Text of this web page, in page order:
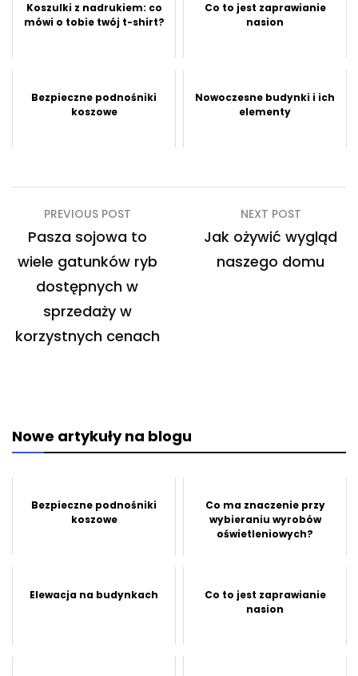
Koszulki z nadrukiem: co
mówi o tobie twój t-shirt?
Co to jest zaprawianie
nasion
Bezpieczne podnośniki
koszowe
Nowoczesne budynki i ich
elementy
Nawigacja
wpisu
PREVIOUS POST
Pasza sojowa to
wiele gatunków ryb
dostępnych w
sprzedaży w
korzystnych cenach
NEXT POST
Jak ożywić wygląd
naszego domu
Nowe artykuły na blogu
Bezpieczne podnośniki
koszowe
Co ma znaczenie przy
wybieraniu wyrobów
oświetleniowych?
Elewacja na budynkach
Co to jest zaprawianie
nasion